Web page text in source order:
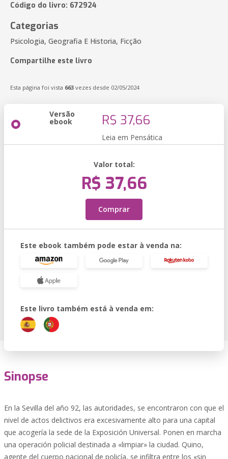
Código do livro: 672924
Categorias
Psicologia, Geografia E Historia, Ficção
Compartilhe este livro
Esta página foi vista 663 vezes desde 02/05/2024
Versão
ebook R$ 37,66
Leia em Pensática
Valor total:
R$ 37,66
Comprar
Este ebook também pode estar à venda na:
Este livro também está à venda em:
Sinopse
En la Sevilla del año 92, las autoridades, se encontraron con que el
nivel de actos delictivos era excesivamente alto para una capital
que acogería la sede de la Exposición Universal. Ponen en marcha
una operación policial destinada a «limpiar» la ciudad. Quino,
agente del cuerpo nacional de policía, se infiltra entre los «sin